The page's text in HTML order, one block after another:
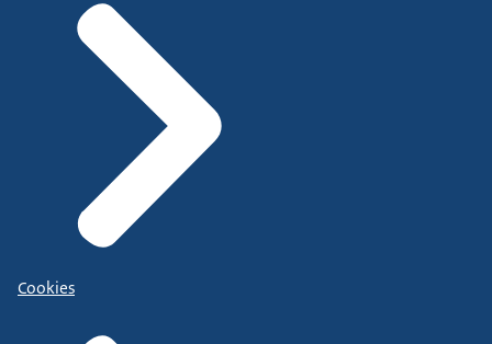
Cookies